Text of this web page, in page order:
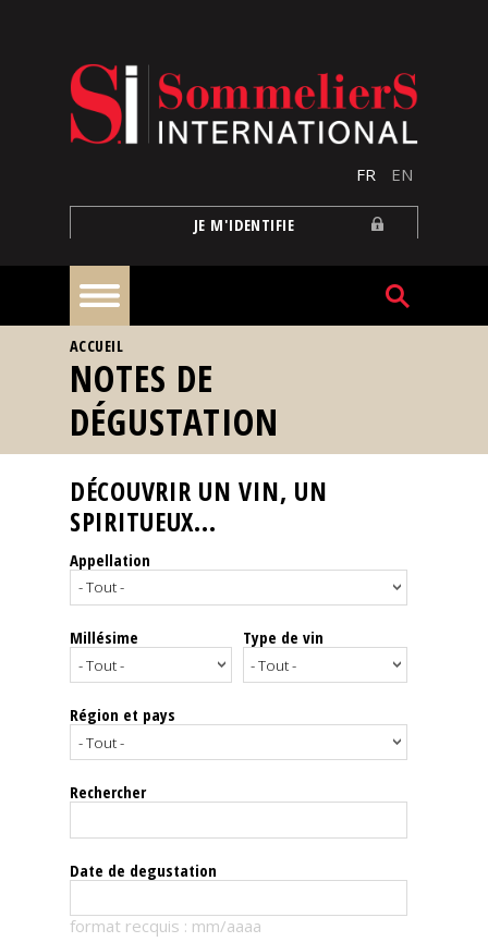
FR EN
JE M'IDENTIFIE
À
la
une
Reportages
Nos
Spiritueux
Notes
dégustation
Le
magazine
Télécharger
VOUS ÊTES ICI
ACCUEIL
NOTES DE
DÉGUSTATION
DÉCOUVRIR UN VIN, UN
SPIRITUEUX...
Appellation
Millésime Type de vin
Région et pays
Rechercher
Date de degustation
format recquis : mm/aaaa